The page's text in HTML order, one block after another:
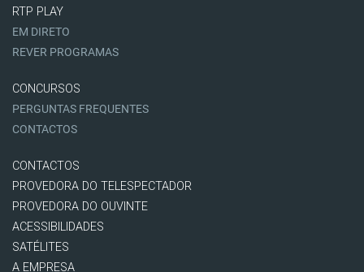
RTP PLAY
EM DIRETO
REVER PROGRAMAS
CONCURSOS
PERGUNTAS FREQUENTES
CONTACTOS
CONTACTOS
PROVEDORA DO TELESPECTADOR
PROVEDORA DO OUVINTE
ACESSIBILIDADES
SATÉLITES
A EMPRESA